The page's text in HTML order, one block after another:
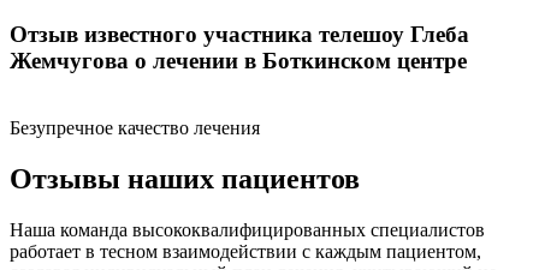
Отзыв известного участника телешоу Глеба
Жемчугова о лечении в Боткинском центре
Безупречное качество лечения
Отзывы наших пациентов
Наша команда высококвалифицированных специалистов
работает в тесном взаимодействии с каждым пациентом,